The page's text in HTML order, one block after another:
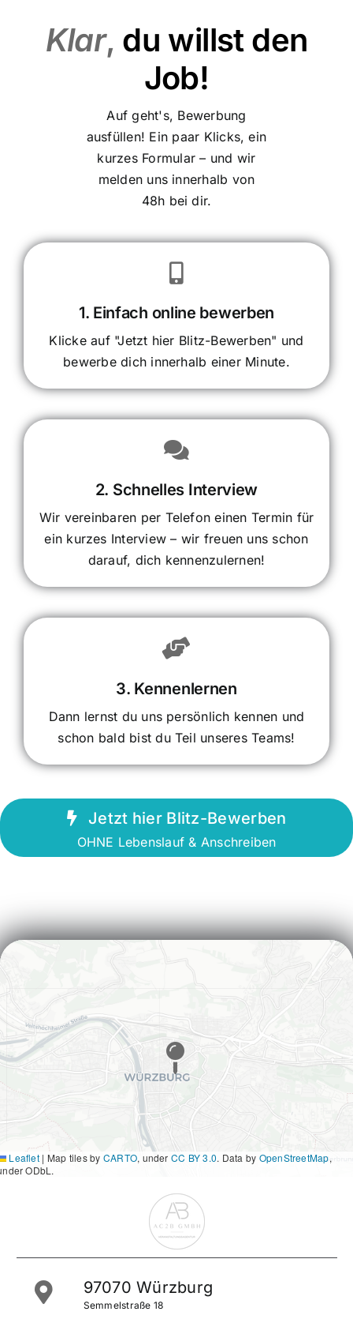
Klar, du willst den
Job!
Auf geht's, Bewerbung
ausfüllen! Ein paar Klicks, ein
kurzes Formular – und wir
melden uns innerhalb von
48h bei dir.
1. Einfach online bewerben
Klicke auf "Jetzt hier Blitz-Bewerben" und
bewerbe dich innerhalb einer Minute.
2. Schnelles Interview
Wir vereinbaren per Telefon einen Termin für
ein kurzes Interview – wir freuen uns schon
darauf, dich kennenzulernen!
3. Kennenlernen
Dann lernst du uns persönlich kennen und
schon bald bist du Teil unseres Teams!
Jetzt hier Blitz-Bewerben
OHNE Lebenslauf & Anschreiben
Leaflet | Map tiles by CARTO, under CC BY 3.0. Data by OpenStreetMap,
ODbL.
97070 Würzburg
Semmelstraße 18